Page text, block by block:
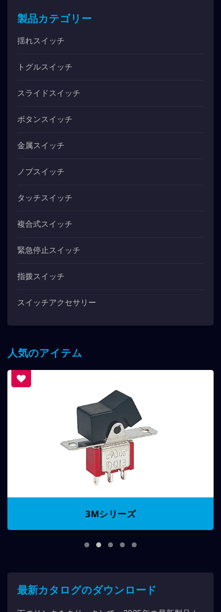
製品カテゴリー
揺れスイッチ
トグルスイッチ
スライドスイッチ
ボタンスイッチ
金属スイッチ
ノブスイッチ
タッチスイッチ
複合式スイッチ
緊急停止スイッチ
指拨スイッチ
スイッチアクセサリー
人気のアイテム
3Mシリーズ
最新カタログのダウンロード